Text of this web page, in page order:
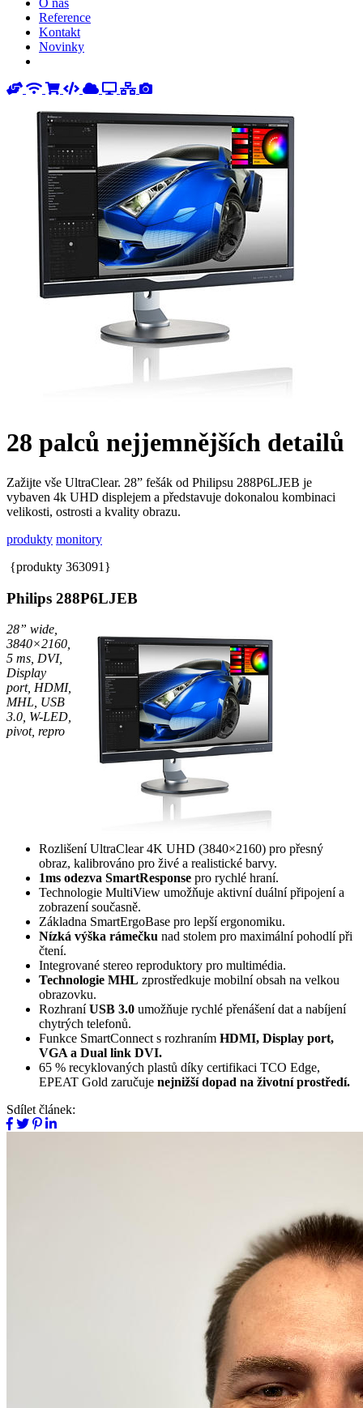
O nás
Reference
Kontakt
Novinky
28 palců nejjemnějších detailů
Zažijte vše UltraClear. 28” fešák od Philipsu 288P6LJEB je
vybaven 4k UHD displejem a představuje dokonalou kombinaci
velikosti, ostrosti a kvality obrazu.
produkty monitory
{produkty 363091}
Philips 288P6LJEB
28” wide,
3840×2160,
5 ms, DVI,
Display
port, HDMI,
MHL, USB
3.0, W-LED,
pivot, repro
Rozlišení UltraClear 4K UHD (3840×2160) pro přesný
obraz, kalibrováno pro živé a realistické barvy.
1ms odezva SmartResponse pro rychlé hraní.
Technologie MultiView umožňuje aktivní duální připojení a
zobrazení současně.
Základna SmartErgoBase pro lepší ergonomiku.
Nízká výška rámečku nad stolem pro maximální pohodlí při
čtení.
Integrované stereo reproduktory pro multimédia.
Technologie MHL zprostředkuje mobilní obsah na velkou
obrazovku.
RozhraníUSB 3.0 umožňuje rychlé přenášení dat a nabíjení
chytrých telefonů.
Funkce SmartConnect s rozhraním HDMI, Display port,
VGA a Dual link DVI.
65 % recyklovaných plastů díky certifikaci TCO Edge,
EPEAT Gold zaručuje nejnižší dopad na životní prostředí.
Sdílet článek: